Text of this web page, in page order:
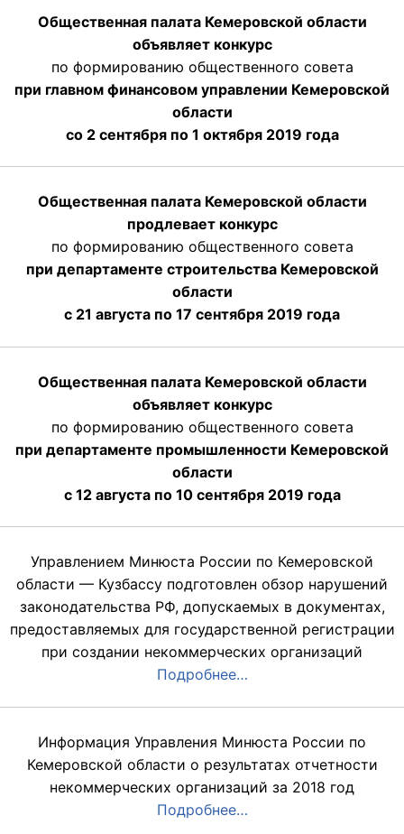
Общественная палата Кемеровской области
объявляет конкурс
по формированию общественного совета
при главном финансовом управлении Кемеровской
области
со 2 сентября по 1 октября 2019 года
Общественная палата Кемеровской области
продлевает конкурс
по формированию общественного совета
при департаменте строительства Кемеровской
области
с 21 августа по 17 сентября 2019 года
Общественная палата Кемеровской области
объявляет конкурс
по формированию общественного совета
при департаменте промышленности Кемеровской
области
с 12 августа по 10 сентября 2019 года
Управлением Минюста России по Кемеровской
области — Кузбассу подготовлен обзор нарушений
законодательства РФ, допускаемых в документах,
предоставляемых для государственной регистрации
при создании некоммерческих организаций
Подробнее…
Информация Управления Минюста России по
Кемеровской области о результатах отчетности
некоммерческих организаций за 2018 год
Подробнее…